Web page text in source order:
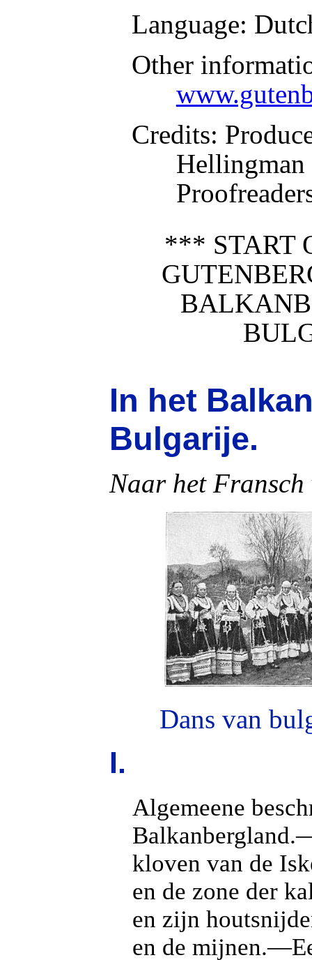
Language:
Other
Credits:
Hellingman
*** START
In het
Bulgarije.
Naar het
Dans van
I.
Algemeene
kloven van de
en de zone der
en zijn
en de